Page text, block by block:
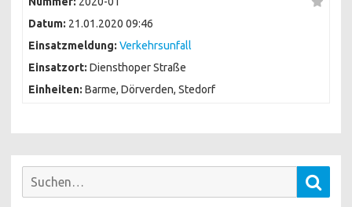
Datum: 21.01.2020 09:46
Einsatzmeldung: Verkehrsunfall
Einsatzort: Diensthoper Straße
Einheiten: Barme, Dörverden, Stedorf
Suchen